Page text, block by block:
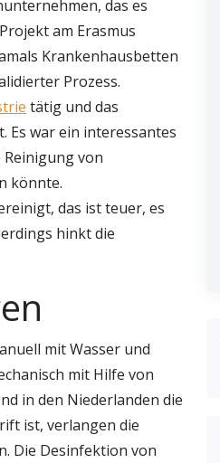
das es
am Erasmus
Krankenhausbetten
Prozess.
tätig und das
Es war ein interessantes
von
könnte.
das ist teuer, es
hinkt die
mit Wasser und
mit Hilfe von
in den Niederlanden die
ist, verlangen die
Die Desinfektion von